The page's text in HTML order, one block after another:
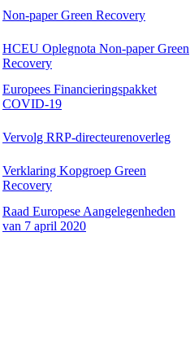
Non-paper Green Recovery
HCEU Oplegnota Non-paper Green
Recovery
Europees Financieringspakket
COVID-19
Vervolg RRP-directeurenoverleg
Verklaring Kopgroep Green
Recovery
Raad Europese Aangelegenheden
van 7 april 2020